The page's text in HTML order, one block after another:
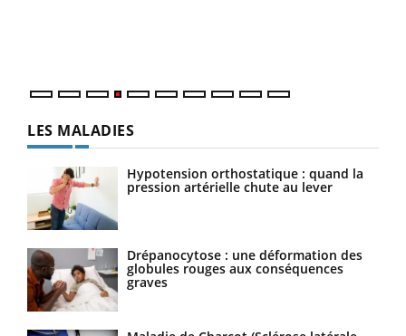
LES MALADIES
Hypotension orthostatique : quand la
pression artérielle chute au lever
Drépanocytose : une déformation des
globules rouges aux conséquences
graves